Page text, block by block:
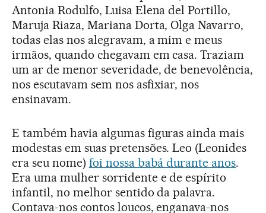
Antonia Rodulfo, Luisa Elena del Portillo,
Maruja Riaza, Mariana Dorta, Olga Navarro,
todas elas nos alegravam, a mim e meus
irmãos, quando chegavam em casa. Traziam
um ar de menor severidade, de benevolência,
nos escutavam sem nos asfixiar, nos
ensinavam.
E também havia algumas figuras ainda mais
modestas em suas pretensões. Leo (Leonides
era seu nome) foi nossa babá durante anos.
Era uma mulher sorridente e de espírito
infantil, no melhor sentido da palavra.
Contava-nos contos loucos, enganava-nos